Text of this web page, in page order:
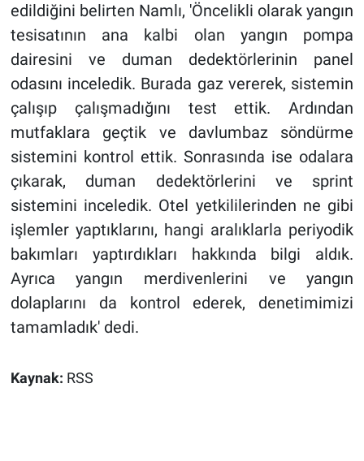
edildiğini belirten Namlı, 'Öncelikli olarak yangın
tesisatının ana kalbi olan yangın pompa
dairesini ve duman dedektörlerinin panel
odasını inceledik. Burada gaz vererek, sistemin
çalışıp çalışmadığını test ettik. Ardından
mutfaklara geçtik ve davlumbaz söndürme
sistemini kontrol ettik. Sonrasında ise odalara
çıkarak, duman dedektörlerini ve sprint
sistemini inceledik. Otel yetkililerinden ne gibi
işlemler yaptıklarını, hangi aralıklarla periyodik
bakımları yaptırdıkları hakkında bilgi aldık.
Ayrıca yangın merdivenlerini ve yangın
dolaplarını da kontrol ederek, denetimimizi
tamamladık' dedi.
Kaynak: RSS